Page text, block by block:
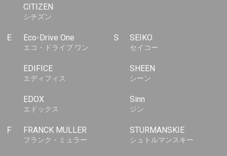
CITIZEN
シチズン
E Eco-Drive One
エコ・ドライブ ワン
EDIFICE
エディフィス
EDOX
エドックス
F FRANCK MULLER
フランク・ミュラー
S SEIKO
セイコー
SHEEN
シーン
Sinn
ジン
STURMANSKIE
シュトルマンスキー